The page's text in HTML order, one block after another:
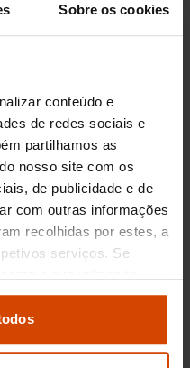
Sobre os cookies
conteúdo e
de redes sociais e
partilhamos as
nosso site com os
de publicidade e de
com outras informações
recolhidas por estes, a
serviços. Se
de consentimento e
comprovada,
competitivo. A
constante por SUVs
e robustez
de rotação no
considerável,
O perfil de
buscando um
inteligente.
ideal nas
usado
O nosso stock